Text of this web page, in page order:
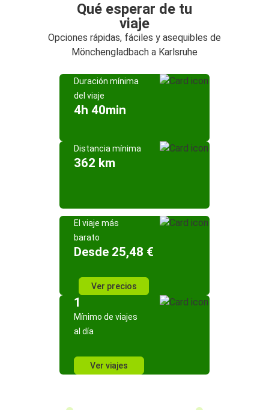
Qué esperar de tu
viaje
Opciones rápidas, fáciles y asequibles de
Mönchengladbach a Karlsruhe
Duración mínima
del viaje
4h 40min
Distancia mínima
362 km
El viaje más
barato
Desde 25,48 €
Ver precios
1
Mínimo de viajes
al día
Ver viajes